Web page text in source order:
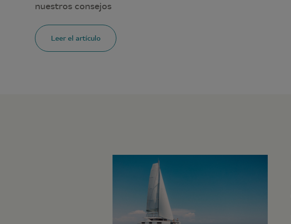
nuestros consejos
Leer el artículo